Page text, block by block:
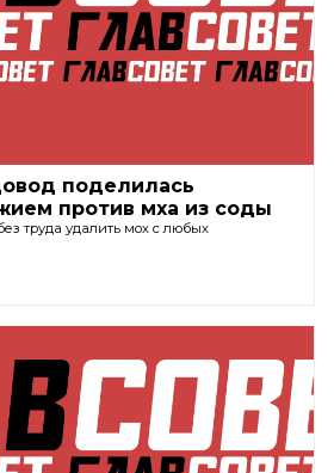
поделилась
против мха из соды
труда удалить мох с любых